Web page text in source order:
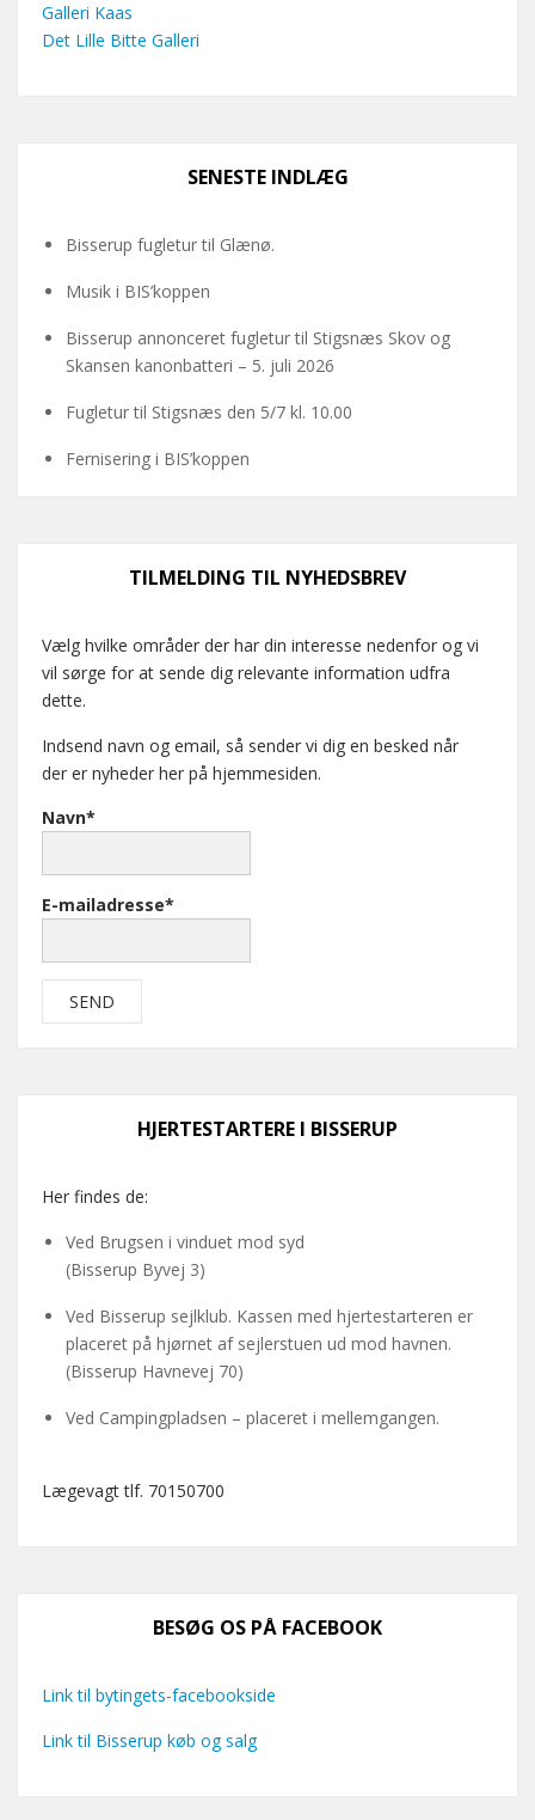
Galleri Kaas
Det Lille Bitte Galleri
SENESTE INDLÆG
Bisserup fugletur til Glænø.
Musik i BIS’koppen
Bisserup annonceret fugletur til Stigsnæs Skov og
Skansen kanonbatteri – 5. juli 2026
Fugletur til Stigsnæs den 5/7 kl. 10.00
Fernisering i BIS’koppen
TILMELDING TIL NYHEDSBREV
Vælg hvilke områder der har din interesse nedenfor og vi
vil sørge for at sende dig relevante information udfra
dette.
Indsend navn og email, så sender vi dig en besked når
der er nyheder her på hjemmesiden.
Navn*
E-mailadresse*
HJERTESTARTERE I BISSERUP
Her findes de:
Ved Brugsen i vinduet mod syd
(Bisserup Byvej 3)
Ved Bisserup sejlklub. Kassen med hjertestarteren er
placeret på hjørnet af sejlerstuen ud mod havnen.
(Bisserup Havnevej 70)
Ved Campingpladsen – placeret i mellemgangen.
Lægevagt tlf. 70150700
BESØG OS PÅ FACEBOOK
Link til bytingets-facebookside
Link til Bisserup køb og salg